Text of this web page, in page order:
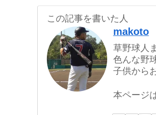
この記事を書いた人
makoto
草野球人
色んな野
子供から
本ページ